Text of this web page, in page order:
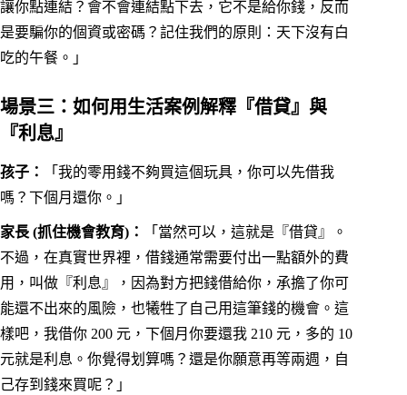
讓你點連結？會不會連結點下去，它不是給你錢，反而
是要騙你的個資或密碼？記住我們的原則：天下沒有白
吃的午餐。」
場景三：如何用生活案例解釋『借貸』與
『利息』
孩子：
「我的零用錢不夠買這個玩具，你可以先借我
嗎？下個月還你。」
家長 (抓住機會教育)：
「當然可以，這就是『借貸』。
不過，在真實世界裡，借錢通常需要付出一點額外的費
用，叫做『利息』，因為對方把錢借給你，承擔了你可
能還不出來的風險，也犧牲了自己用這筆錢的機會。這
樣吧，我借你 200 元，下個月你要還我 210 元，多的 10
元就是利息。你覺得划算嗎？還是你願意再等兩週，自
己存到錢來買呢？」